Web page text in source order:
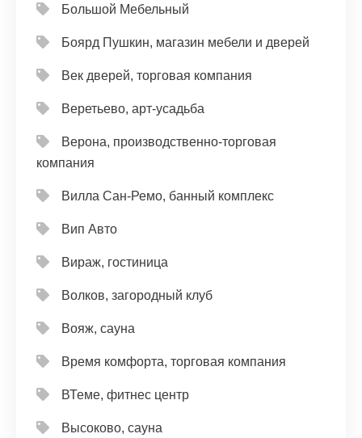
Большой Мебельный
Боярд Пушкин, магазин мебели и дверей
Век дверей, торговая компания
Веретьево, арт-усадьба
Верона, производственно-торговая
компания
Вилла Сан-Ремо, банный комплекс
Вип Авто
Вираж, гостиница
Волков, загородный клуб
Вояж, сауна
Время комфорта, торговая компания
ВТеме, фитнес центр
Высоково, сауна